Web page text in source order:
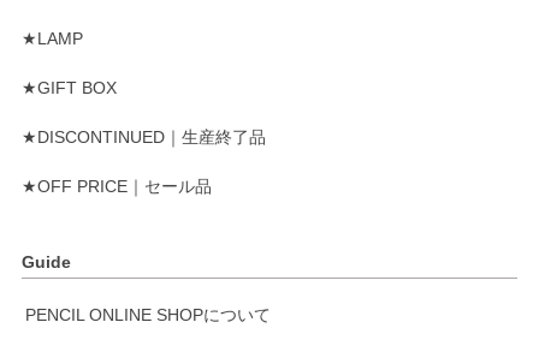
★LAMP
★GIFT BOX
★DISCONTINUED｜生産終了品
★OFF PRICE｜セール品
Guide
PENCIL ONLINE SHOPについて